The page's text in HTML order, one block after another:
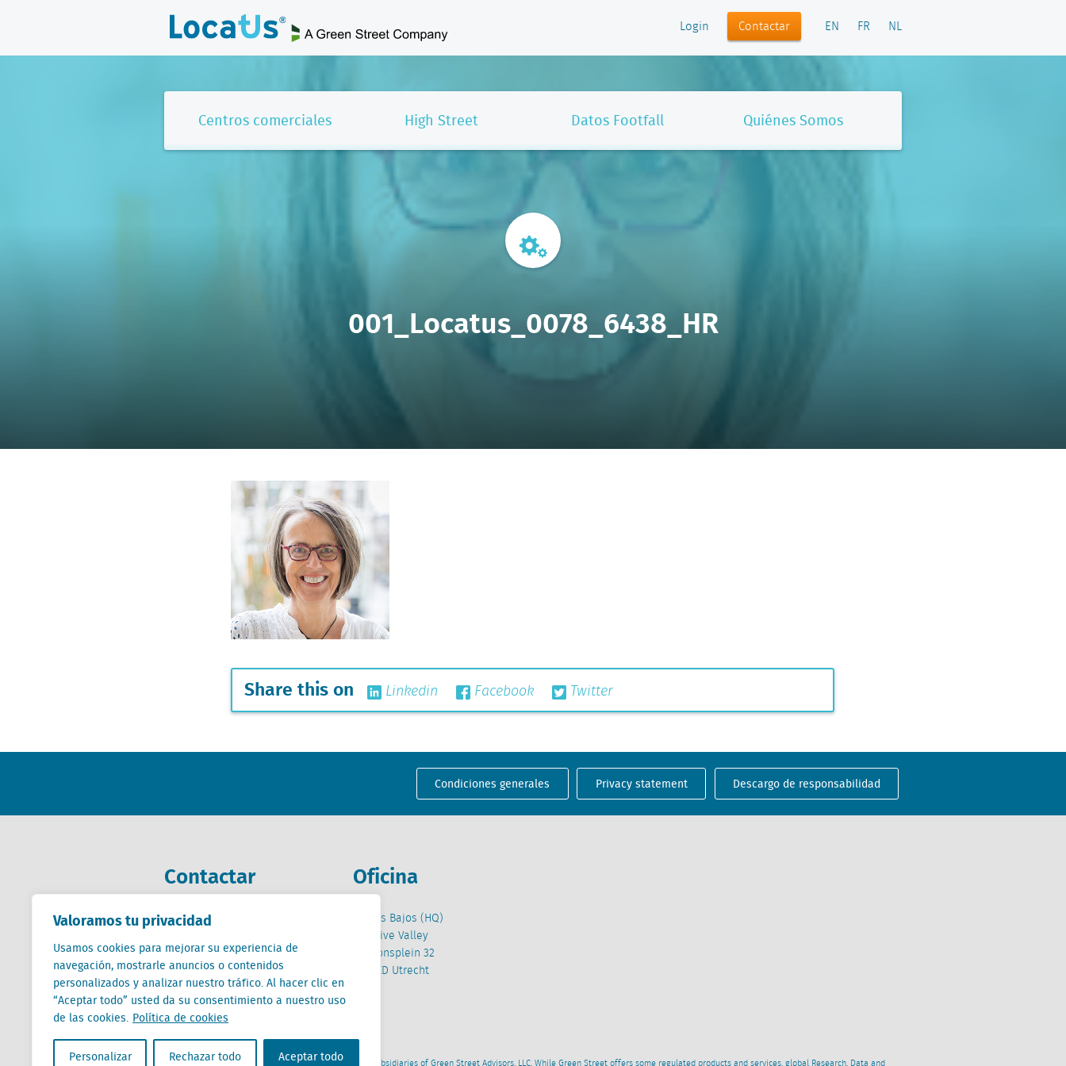
Valoramos tu privacidad
Usamos cookies para mejorar su experiencia de
navegación, mostrarle anuncios o contenidos
personalizados y analizar nuestro tráfico. Al hacer clic en
“Aceptar todo” usted da su consentimiento a nuestro uso
de las cookies. Política de cookies
Personalizar Rechazar todo Aceptar todo
Login Contactar EN FR NL
Centros comerciales High Street Datos Footfall Quiénes Somos
001_Locatus_0078_6438_HR
Share this on Linkedin Facebook Twitter
Condiciones generales Privacy statement Descargo de responsabilidad
Contactar
+31 (0) 85 760 3283
es@locatus.com
Oficina
Países Bajos (HQ)
Creative Valley
Stationsplein 32
3511 ED Utrecht